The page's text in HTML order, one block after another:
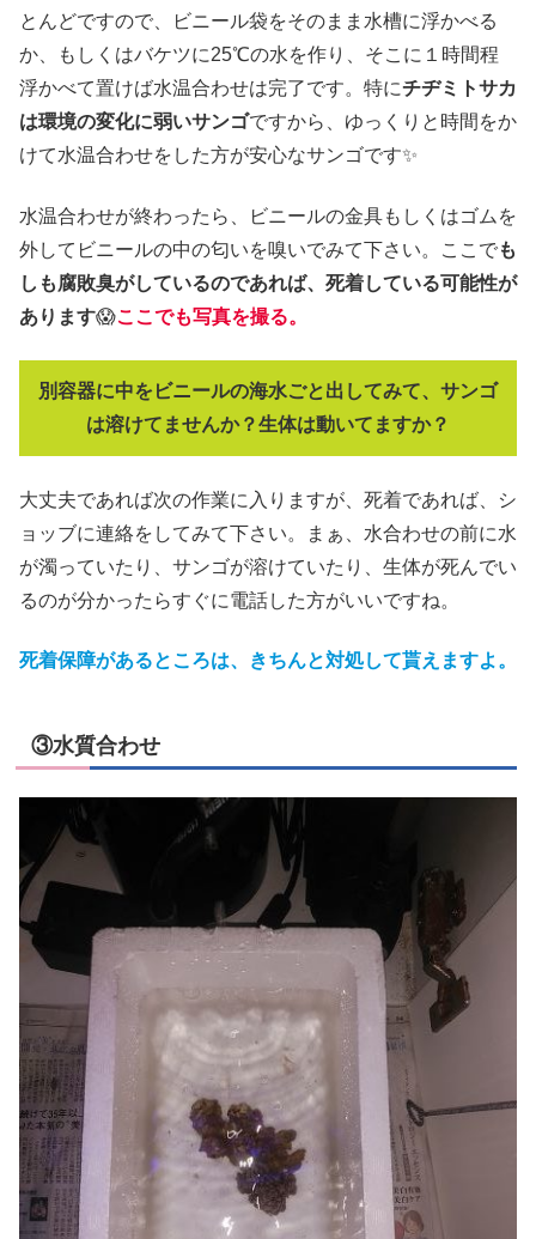
とんどですので、ビニール袋をそのまま水槽に浮かべる
か、もしくはバケツに25℃の水を作り、そこに１時間程
浮かべて置けば水温合わせは完了です。特にチヂミトサカ
は環境の変化に弱いサンゴですから、ゆっくりと時間をか
けて水温合わせをした方が安心なサンゴです✨
水温合わせが終わったら、ビニールの金具もしくはゴムを
外してビニールの中の匂いを嗅いでみて下さい。ここでも
しも腐敗臭がしているのであれば、死着している可能性が
あります😱ここでも写真を撮る。
別容器に中をビニールの海水ごと出してみて、サンゴ
は溶けてませんか？生体は動いてますか？
大丈夫であれば次の作業に入りますが、死着であれば、シ
ョッブに連絡をしてみて下さい。まぁ、水合わせの前に水
が濁っていたり、サンゴが溶けていたり、生体が死んでい
るのが分かったらすぐに電話した方がいいですね。
死着保障があるところは、きちんと対処して貰えますよ。
③水質合わせ